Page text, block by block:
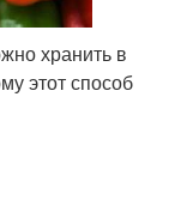
хранить в
этот способ